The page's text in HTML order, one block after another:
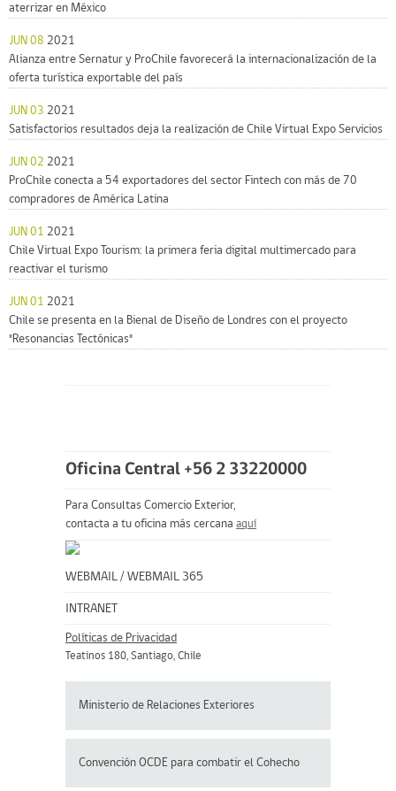
aterrizar en México
JUN 08 2021
Alianza entre Sernatur y ProChile favorecerá la internacionalización de la
oferta turística exportable del país
JUN 03 2021
Satisfactorios resultados deja la realización de Chile Virtual Expo Servicios
JUN 02 2021
ProChile conecta a 54 exportadores del sector Fintech con más de 70
compradores de América Latina
JUN 01 2021
Chile Virtual Expo Tourism: la primera feria digital multimercado para
reactivar el turismo
JUN 01 2021
Chile se presenta en la Bienal de Diseño de Londres con el proyecto
"Resonancias Tectónicas"
Oficina Central +56 2 33220000
Para Consultas Comercio Exterior,
contacta a tu oficina más cercana aquí
WEBMAIL / WEBMAIL 365
INTRANET
Políticas de Privacidad
Teatinos 180, Santiago, Chile
Ministerio de Relaciones Exteriores
Convención OCDE para combatir el Cohecho